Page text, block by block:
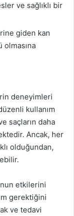
ve sağlıklı bir
giden kan
olmasına
deneyimleri
kullanım
saçların daha
Ancak, her
olduğundan,
etkilerini
gerektiğini
ve tedavi